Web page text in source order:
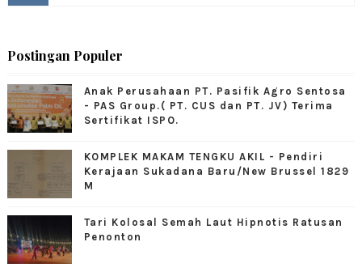
Postingan Populer
Anak Perusahaan PT. Pasifik Agro Sentosa
- PAS Group.( PT. CUS dan PT. JV) Terima
Sertifikat ISPO.
KOMPLEK MAKAM TENGKU AKIL - Pendiri
Kerajaan Sukadana Baru/New Brussel 1829
M
Tari Kolosal Semah Laut Hipnotis Ratusan
Penonton